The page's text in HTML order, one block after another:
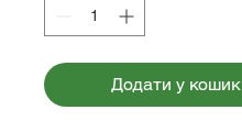
Додати у кошик